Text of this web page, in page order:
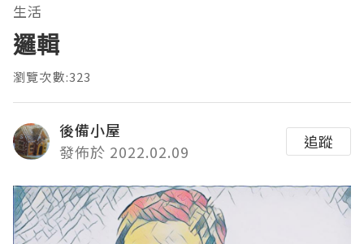
生活
邏輯
瀏覽次數:323
後備小屋
發佈於 2022.02.09
追蹤